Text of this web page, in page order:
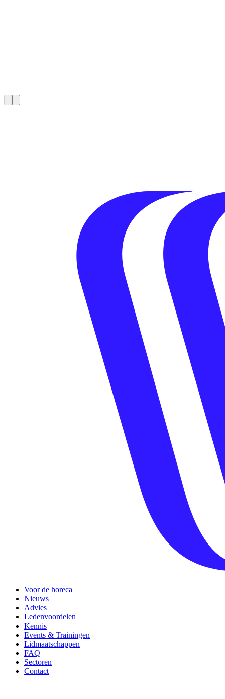
Voor de horeca
Nieuws
Advies
Ledenvoordelen
Kennis
Events & Trainingen
Lidmaatschappen
FAQ
Sectoren
Contact